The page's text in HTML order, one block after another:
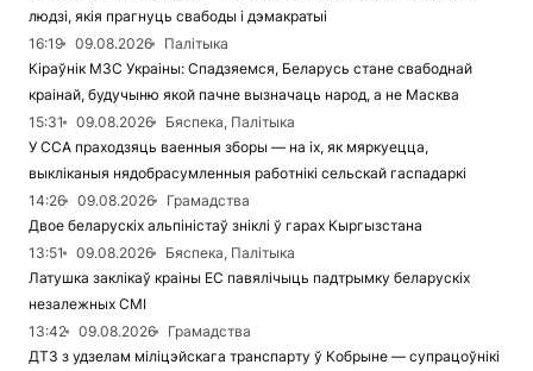
людзі, якія прагнуць свабоды і дэмакратыі
16:19
09.08.2026
Палітыка
Кіраўнік МЗС Украіны: Спадзяемся, Беларусь стане свабоднай
краінай, будучыню якой пачне вызначаць народ, а не Масква
15:31
09.08.2026
Бяспека, Палітыка
У ССА праходзяць ваенныя зборы — на іх, як мяркуецца,
выкліканыя нядобрасумленныя работнікі сельскай гаспадаркі
14:26
09.08.2026
Грамадства
Двое беларускіх альпіністаў зніклі ў гарах Кыргызстана
13:51
09.08.2026
Бяспека, Палітыка
Латушка заклікаў краіны ЕС павялічыць падтрымку беларускіх
незалежных СМІ
13:42
09.08.2026
Грамадства
ДТЗ з удзелам міліцэйскага транспарту ў Кобрыне — супрацоўнікі